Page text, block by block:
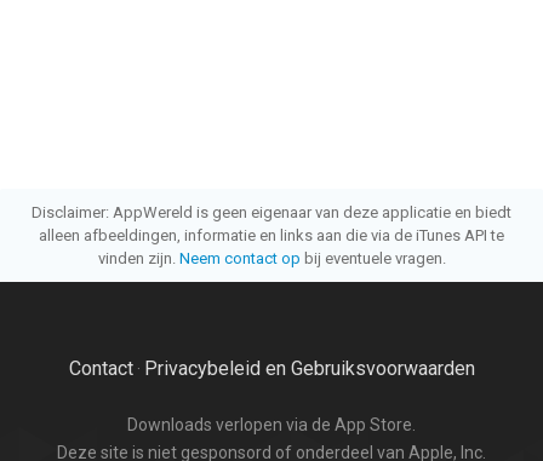
Disclaimer: AppWereld is geen eigenaar van deze applicatie en biedt
alleen afbeeldingen, informatie en links aan die via de iTunes API te
vinden zijn. Neem contact op bij eventuele vragen.
Contact· Privacybeleid en Gebruiksvoorwaarden
Downloads verlopen via de App Store.
Deze site is niet gesponsord of onderdeel van Apple, Inc.